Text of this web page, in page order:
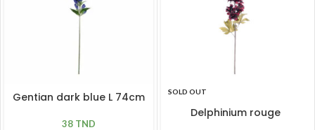
Gentian dark blue L 74cm
38 TND
SOLD OUT
Delphinium rouge